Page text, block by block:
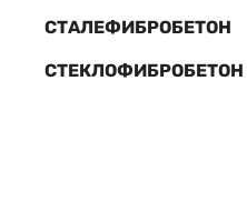
СТАЛЕФИБРОБЕТОН
СТЕКЛОФИБРОБЕТОН